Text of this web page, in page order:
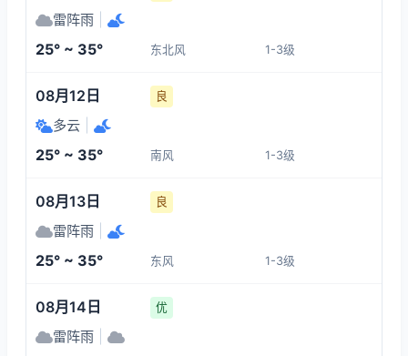
雷阵雨
25° ~ 35° 东北风 1-3级
08月12日 良
多云
25° ~ 35° 南风 1-3级
08月13日 良
雷阵雨
25° ~ 35° 东风 1-3级
08月14日 优
雷阵雨